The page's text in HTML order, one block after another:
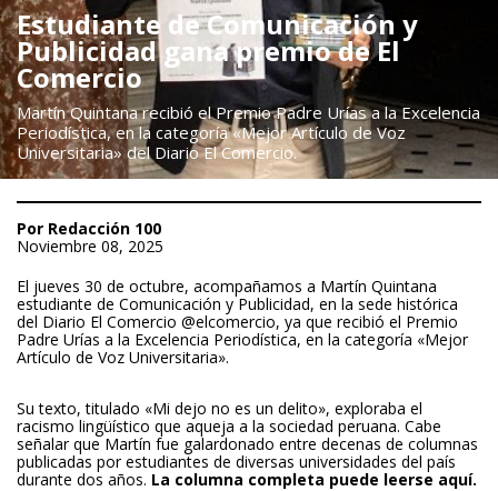
Estudiante de Comunicación y
Publicidad gana premio de El
Comercio
Martín Quintana recibió el Premio Padre Urías a la Excelencia
Periodística, en la categoría «Mejor Artículo de Voz
Universitaria» del Diario El Comercio.
Por Redacción 100
Noviembre 08, 2025
El jueves 30 de octubre, acompañamos a Martín Quintana
estudiante de Comunicación y Publicidad, en la sede histórica
del Diario El Comercio @elcomercio, ya que recibió el Premio
Padre Urías a la Excelencia Periodística, en la categoría «Mejor
Artículo de Voz Universitaria».
Su texto, titulado «Mi dejo no es un delito», exploraba el
racismo lingüístico que aqueja a la sociedad peruana. Cabe
señalar que Martín fue galardonado entre decenas de columnas
publicadas por estudiantes de diversas universidades del país
durante dos años. La columna completa puede leerse aquí.